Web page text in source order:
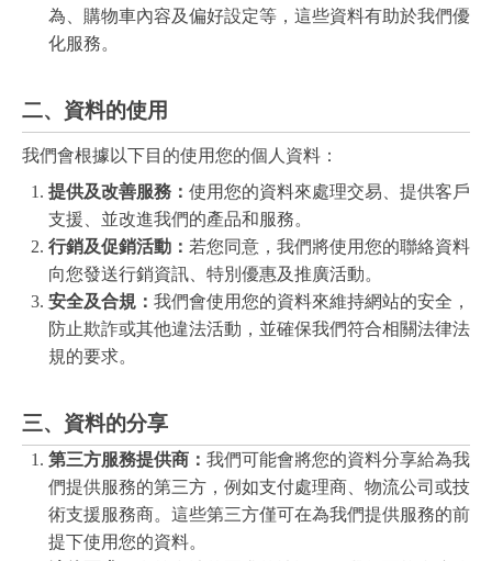
為、購物車內容及偏好設定等，這些資料有助於我們優
化服務。
二、資料的使用
我們會根據以下目的使用您的個人資料：
提供及改善服務： 使用您的資料來處理交易、提供客戶
支援、並改進我們的產品和服務。
行銷及促銷活動： 若您同意，我們將使用您的聯絡資料
向您發送行銷資訊、特別優惠及推廣活動。
安全及合規： 我們會使用您的資料來維持網站的安全，
防止欺詐或其他違法活動，並確保我們符合相關法律法
規的要求。
三、資料的分享
第三方服務提供商： 我們可能會將您的資料分享給為我
們提供服務的第三方，例如支付處理商、物流公司或技
術支援服務商。這些第三方僅可在為我們提供服務的前
提下使用您的資料。